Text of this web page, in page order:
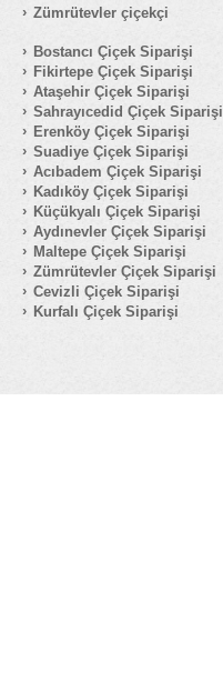
Zümrütevler çiçekçi
Bostancı Çiçek Siparişi
Fikirtepe Çiçek Siparişi
Ataşehir Çiçek Siparişi
Sahrayıcedid Çiçek Siparişi
Erenköy Çiçek Siparişi
Suadiye Çiçek Siparişi
Acıbadem Çiçek Siparişi
Kadıköy Çiçek Siparişi
Küçükyalı Çiçek Siparişi
Aydınevler Çiçek Siparişi
Maltepe Çiçek Siparişi
Zümrütevler Çiçek Siparişi
Cevizli Çiçek Siparişi
Kurfalı Çiçek Siparişi